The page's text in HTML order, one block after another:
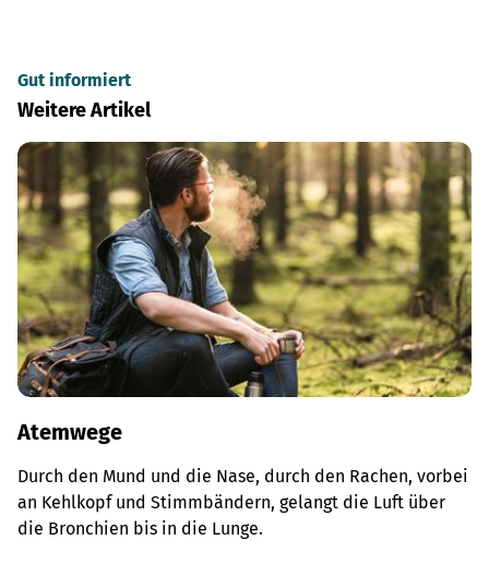
Gut informiert
Weitere Artikel
Atemwege
Durch den Mund und die Nase, durch den Rachen, vorbei
an Kehlkopf und Stimmbändern, gelangt die Luft über
die Bronchien bis in die Lunge.